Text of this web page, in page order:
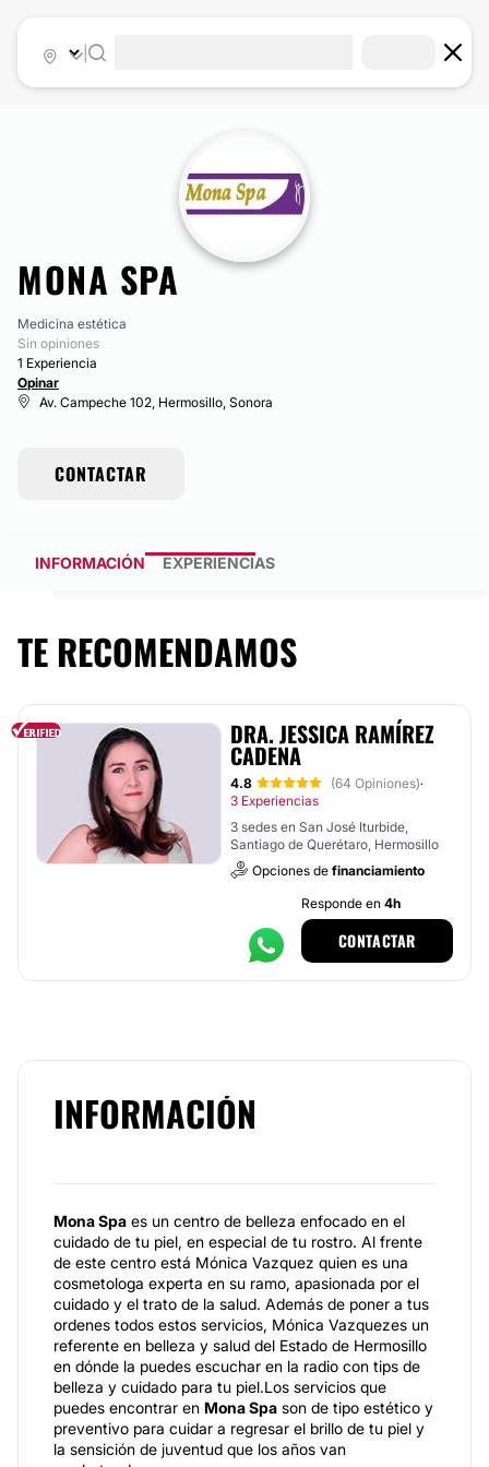
MONA SPA
Medicina estética
Sin opiniones
1 Experiencia
Opinar
Av. Campeche 102, Hermosillo, Sonora
CONTACTAR
INFORMACIÓN EXPERIENCIAS
TE RECOMENDAMOS
DRA. JESSICA RAMÍREZ
CADENA
4.8 (64 Opiniones)·
3 Experiencias
3 sedes en San José Iturbide,
Santiago de Querétaro, Hermosillo
Opciones de financiamiento
Responde en 4h
CONTACTAR
INFORMACIÓN
Mona Spa es un centro de belleza enfocado en el
cuidado de tu piel, en especial de tu rostro. Al frente
de este centro está Mónica Vazquez quien es una
cosmetologa experta en su ramo, apasionada por el
cuidado y el trato de la salud. Además de poner a tus
ordenes todos estos servicios, Mónica Vazquezes un
referente en belleza y salud del Estado de Hermosillo
en dónde la puedes escuchar en la radio con tips de
belleza y cuidado para tu piel.Los servicios que
puedes encontrar en Mona Spa son de tipo estético y
preventivo para cuidar a regresar el brillo de tu piel y
la sensición de juventud que los años van